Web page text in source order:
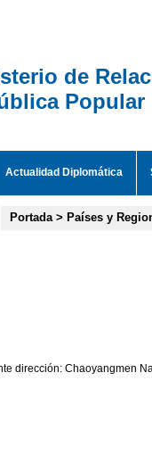
de
Popular
Actualidad Diplomática
Portada> Países y
dirección: Chaoyangmen